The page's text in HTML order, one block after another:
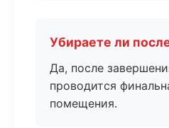
Убираете ли
Да, после
проводится
помещения.